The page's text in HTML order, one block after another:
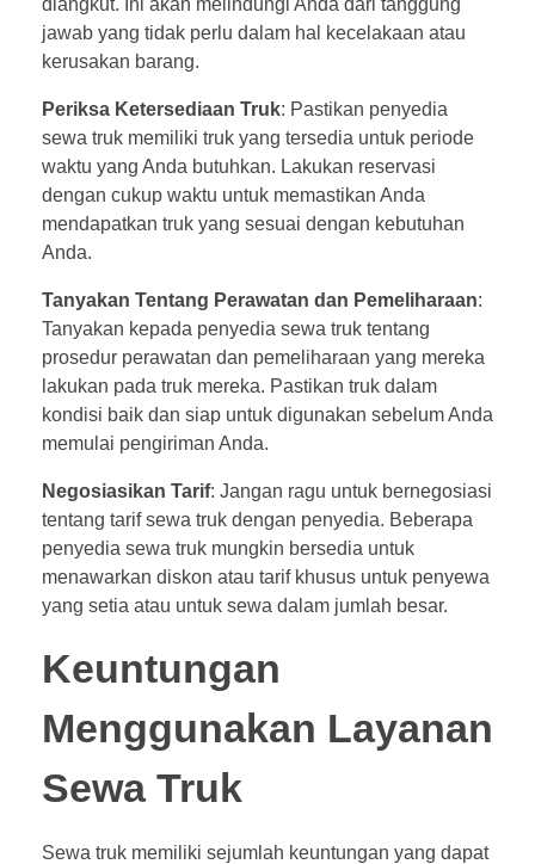
diangkut. Ini akan melindungi Anda dari tanggung
jawab yang tidak perlu dalam hal kecelakaan atau
kerusakan barang.
Periksa Ketersediaan Truk: Pastikan penyedia
sewa truk memiliki truk yang tersedia untuk periode
waktu yang Anda butuhkan. Lakukan reservasi
dengan cukup waktu untuk memastikan Anda
mendapatkan truk yang sesuai dengan kebutuhan
Anda.
Tanyakan Tentang Perawatan dan Pemeliharaan:
Tanyakan kepada penyedia sewa truk tentang
prosedur perawatan dan pemeliharaan yang mereka
lakukan pada truk mereka. Pastikan truk dalam
kondisi baik dan siap untuk digunakan sebelum Anda
memulai pengiriman Anda.
Negosiasikan Tarif: Jangan ragu untuk bernegosiasi
tentang tarif sewa truk dengan penyedia. Beberapa
penyedia sewa truk mungkin bersedia untuk
menawarkan diskon atau tarif khusus untuk penyewa
yang setia atau untuk sewa dalam jumlah besar.
Keuntungan
Menggunakan Layanan
Sewa Truk
Sewa truk memiliki sejumlah keuntungan yang dapat